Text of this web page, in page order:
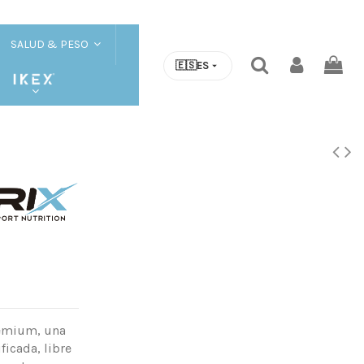
SALUD & PESO
🇪🇸ES
una
libre